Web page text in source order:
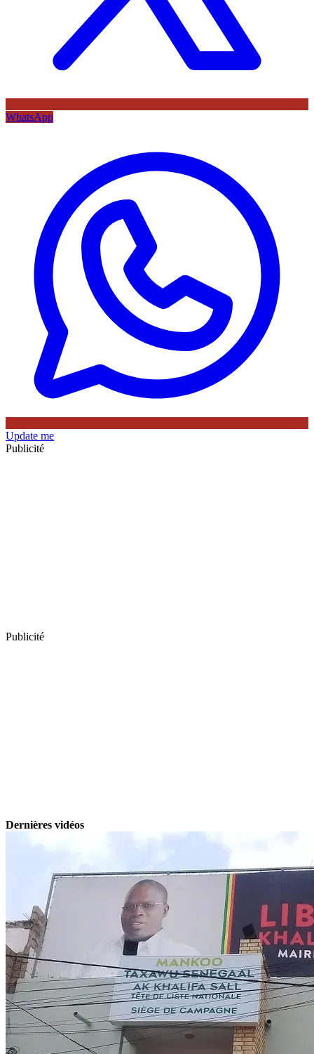
WhatsApp
Update me
Publicité
Publicité
Dernières vidéos